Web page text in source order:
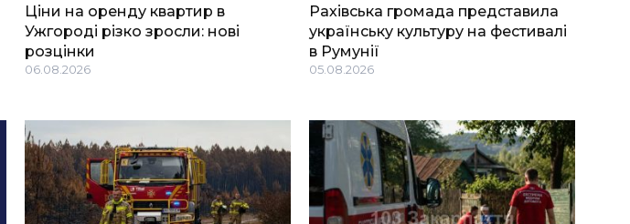
Ціни на оренду квартир в
Ужгороді різко зросли: нові
розцінки
06.08.2026
Рахівська громада представила
українську культуру на фестивалі
в Румунії
05.08.2026